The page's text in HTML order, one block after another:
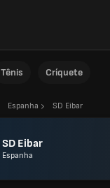
Tênis Críquete
Espanha SD Eibar
SD Eibar
Espanha